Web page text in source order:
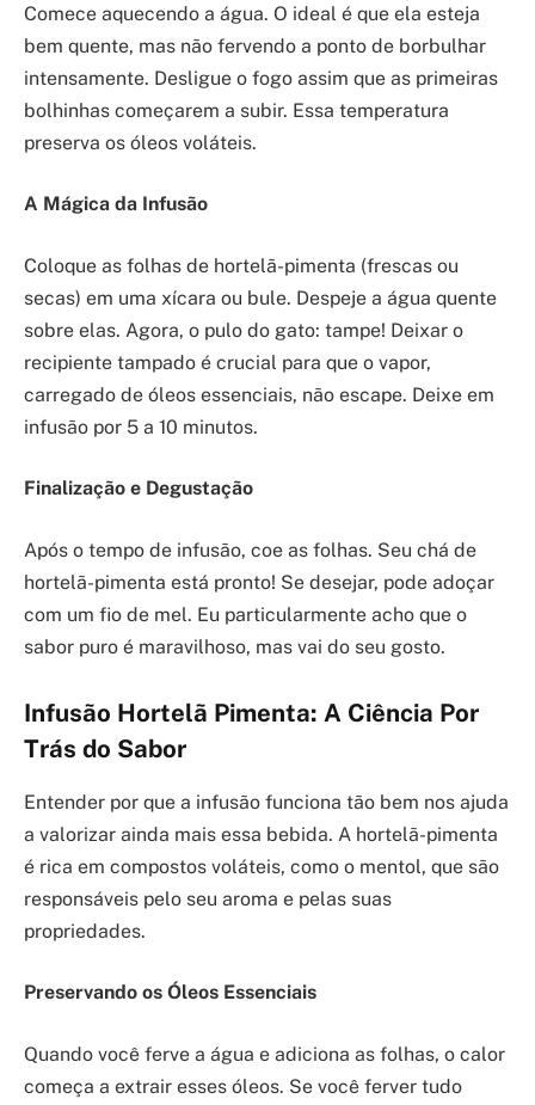
Comece aquecendo a água. O ideal é que ela esteja
bem quente, mas não fervendo a ponto de borbulhar
intensamente. Desligue o fogo assim que as primeiras
bolhinhas começarem a subir. Essa temperatura
preserva os óleos voláteis.
A Mágica da Infusão
Coloque as folhas de hortelã-pimenta (frescas ou
secas) em uma xícara ou bule. Despeje a água quente
sobre elas. Agora, o pulo do gato: tampe! Deixar o
recipiente tampado é crucial para que o vapor,
carregado de óleos essenciais, não escape. Deixe em
infusão por 5 a 10 minutos.
Finalização e Degustação
Após o tempo de infusão, coe as folhas. Seu chá de
hortelã-pimenta está pronto! Se desejar, pode adoçar
com um fio de mel. Eu particularmente acho que o
sabor puro é maravilhoso, mas vai do seu gosto.
Infusão Hortelã Pimenta: A Ciência Por
Trás do Sabor
Entender por que a infusão funciona tão bem nos ajuda
a valorizar ainda mais essa bebida. A hortelã-pimenta
é rica em compostos voláteis, como o mentol, que são
responsáveis pelo seu aroma e pelas suas
propriedades.
Preservando os Óleos Essenciais
Quando você ferve a água e adiciona as folhas, o calor
começa a extrair esses óleos. Se você ferver tudo